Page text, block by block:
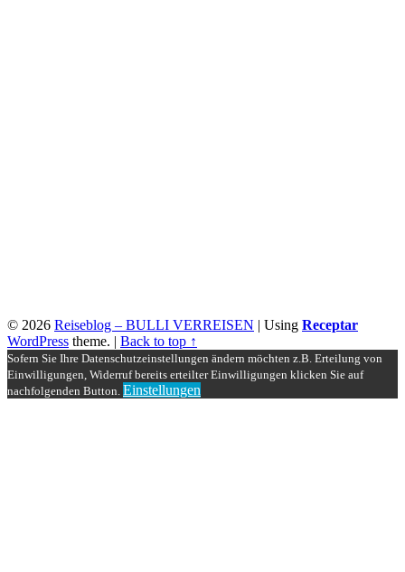
© 2026 Reiseblog – BULLI VERREISEN | Using Receptar
WordPress theme. | Back to top ↑
Sofern Sie Ihre Datenschutzeinstellungen ändern möchten z.B. Erteilung von
Einwilligungen, Widerruf bereits erteilter Einwilligungen klicken Sie auf
nachfolgenden Button. Einstellungen